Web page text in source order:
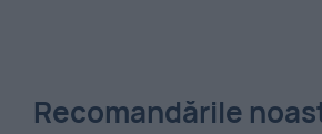
Recomandările